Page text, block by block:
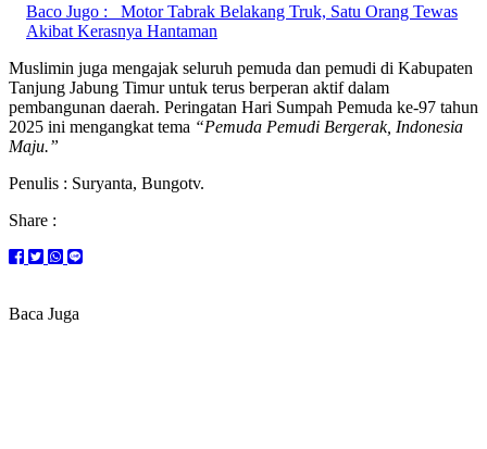
Baco Jugo :
Motor Tabrak Belakang Truk, Satu Orang Tewas
Akibat Kerasnya Hantaman
Muslimin juga mengajak seluruh pemuda dan pemudi di Kabupaten
Tanjung Jabung Timur untuk terus berperan aktif dalam
pembangunan daerah. Peringatan Hari Sumpah Pemuda ke-97 tahun
2025 ini mengangkat tema “Pemuda Pemudi Bergerak, Indonesia
Maju.”
Penulis : Suryanta, Bungotv.
Share :
Baca Juga